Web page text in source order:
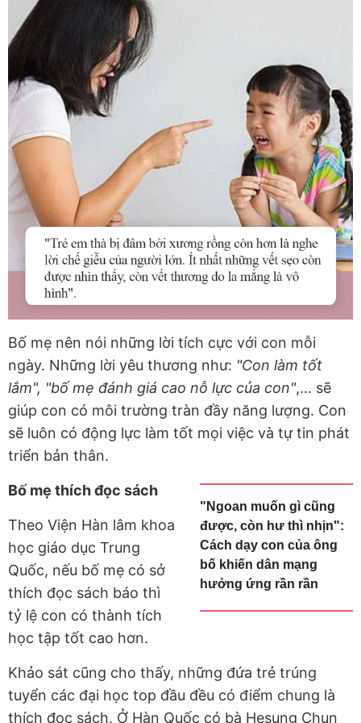
Bố mẹ nên nói những lời tích cực với con mỗi
ngày. Những lời yêu thương như: "Con làm tốt
lắm", "bố mẹ đánh giá cao nỗ lực của con",… sẽ
giúp con có môi trường tràn đầy năng lượng. Con
sẽ luôn có động lực làm tốt mọi việc và tự tin phát
triển bản thân.
"Ngoan muốn gì cũng
được, còn hư thì nhịn":
Cách dạy con của ông
bố khiến dân mạng
hưởng ứng rần rần
Bố mẹ thích đọc sách
Theo Viện Hàn lâm khoa
học giáo dục Trung
Quốc, nếu bố mẹ có sở
thích đọc sách báo thì
tỷ lệ con có thành tích
học tập tốt cao hơn.
Khảo sát cũng cho thấy, những đứa trẻ trúng
tuyển các đại học top đầu đều có điểm chung là
thích đọc sách. Ở Hàn Quốc có bà Hesung Chun